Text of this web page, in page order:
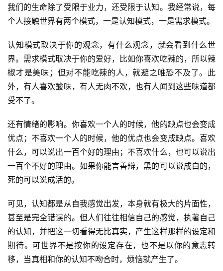
我们的生命除了受限于业力，还受限于认知。我经常说，每
个人接触世界有两个模式，一是认知模式，一是需求模式。
认知模式取决于你的观念，有什么观念，就会看到什么世
界。需求模式取决于你的爱好，比如你喜欢吃辣的，所以辣
椒才是美味；但对不能吃辣的人，就避之唯恐不及了。此
外，有人喜欢酸味，有人无肉不欢，也有人闻到这些味道都
受不了。
还有情绪的影响。你喜欢一个人的时候，他的缺点也会变成
优点；不喜欢一个人的时候，他的优点也会变成缺点。喜欢
什么，可以说出一百个好的理由；不喜欢什么，也可以说出
一百个不好的理由。如果你能言善辩，黑的可以说成白的，
死的可以说成活的。
可见，认知都是从自我感觉出发，本身就有极大的片面性，
甚至是完全错误的。但人们往往相信自己的感觉，执著自己
的认知，并把这一切看得无比真实，产生这样那样的设定和
期待。可世界不是按你的设定存在，也不是以你的意志转
移，当真相和你的认知不吻合时，烦恼就产生了。